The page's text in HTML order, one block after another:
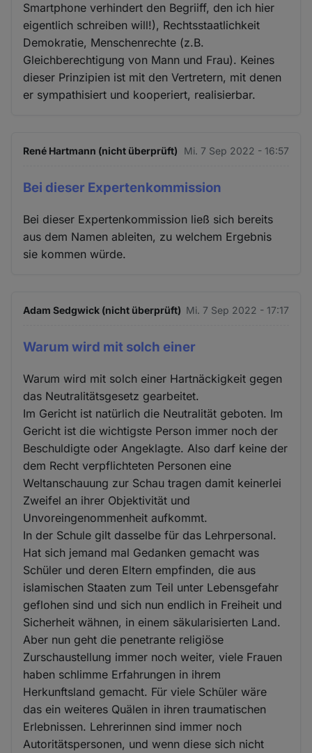
Smartphone verhindert den Begriiff, den ich hier
eigentlich schreiben will!), Rechtsstaatlichkeit
Demokratie, Menschenrechte (z.B.
Gleichberechtigung von Mann und Frau). Keines
dieser Prinzipien ist mit den Vertretern, mit denen
er sympathisiert und kooperiert, realisierbar.
René Hartmann (nicht überprüft) Mi. 7 Sep 2022 - 16:57
Bei dieser Expertenkommission
Bei dieser Expertenkommission ließ sich bereits
aus dem Namen ableiten, zu welchem Ergebnis
sie kommen würde.
Adam Sedgwick (nicht überprüft) Mi. 7 Sep 2022 - 17:17
Warum wird mit solch einer
Warum wird mit solch einer Hartnäckigkeit gegen
das Neutralitätsgesetz gearbeitet.
Im Gericht ist natürlich die Neutralität geboten. Im
Gericht ist die wichtigste Person immer noch der
Beschuldigte oder Angeklagte. Also darf keine der
dem Recht verpflichteten Personen eine
Weltanschauung zur Schau tragen damit keinerlei
Zweifel an ihrer Objektivität und
Unvoreingenommenheit aufkommt.
In der Schule gilt dasselbe für das Lehrpersonal.
Hat sich jemand mal Gedanken gemacht was
Schüler und deren Eltern empfinden, die aus
islamischen Staaten zum Teil unter Lebensgefahr
geflohen sind und sich nun endlich in Freiheit und
Sicherheit wähnen, in einem säkularisierten Land.
Aber nun geht die penetrante religiöse
Zurschaustellung immer noch weiter, viele Frauen
haben schlimme Erfahrungen in ihrem
Herkunftsland gemacht. Für viele Schüler wäre
das ein weiteres Quälen in ihren traumatischen
Erlebnissen. Lehrerinnen sind immer noch
Autoritätspersonen, und wenn diese sich nicht